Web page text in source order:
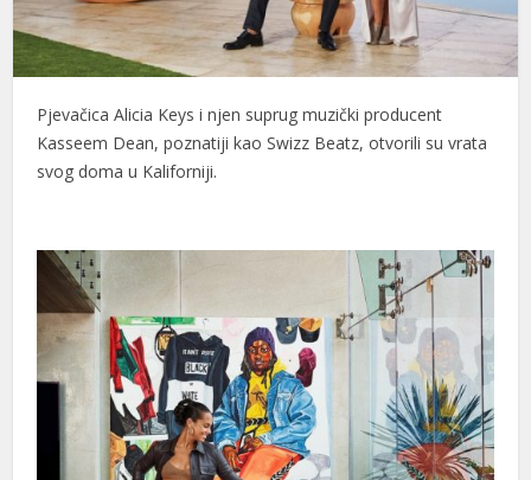
Pjevačica Alicia Keys i njen suprug muzički producent
Kasseem Dean, poznatiji kao Swizz Beatz, otvorili su vrata
svog doma u Kaliforniji.